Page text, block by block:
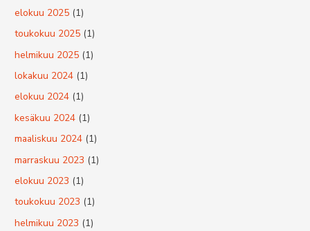
elokuu 2025 (1)
toukokuu 2025 (1)
helmikuu 2025 (1)
lokakuu 2024 (1)
elokuu 2024 (1)
kesäkuu 2024 (1)
maaliskuu 2024 (1)
marraskuu 2023 (1)
elokuu 2023 (1)
toukokuu 2023 (1)
helmikuu 2023 (1)